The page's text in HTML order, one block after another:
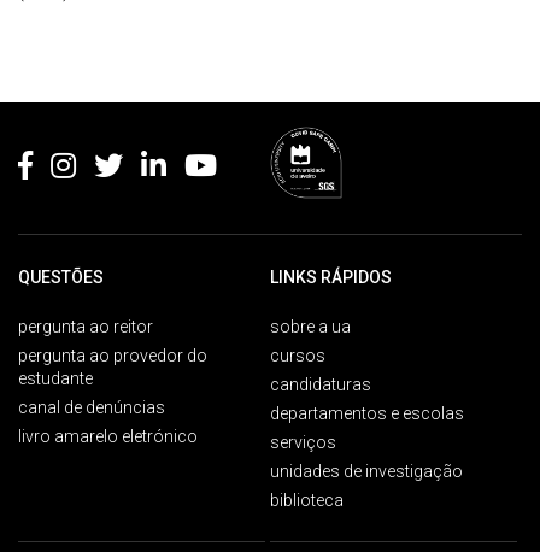
QUESTÕES
pergunta ao reitor
pergunta ao provedor do
estudante
canal de denúncias
livro amarelo eletrónico
LINKS RÁPIDOS
sobre a ua
cursos
candidaturas
departamentos e escolas
serviços
unidades de investigação
biblioteca